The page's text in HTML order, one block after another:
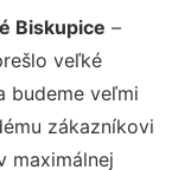
Biskupice –
veľké
budeme veľmi
zákazníkovi
maximálnej